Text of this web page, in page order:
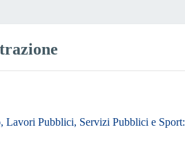
Lavori Pubblici, Servizi Pubblici e Sport: